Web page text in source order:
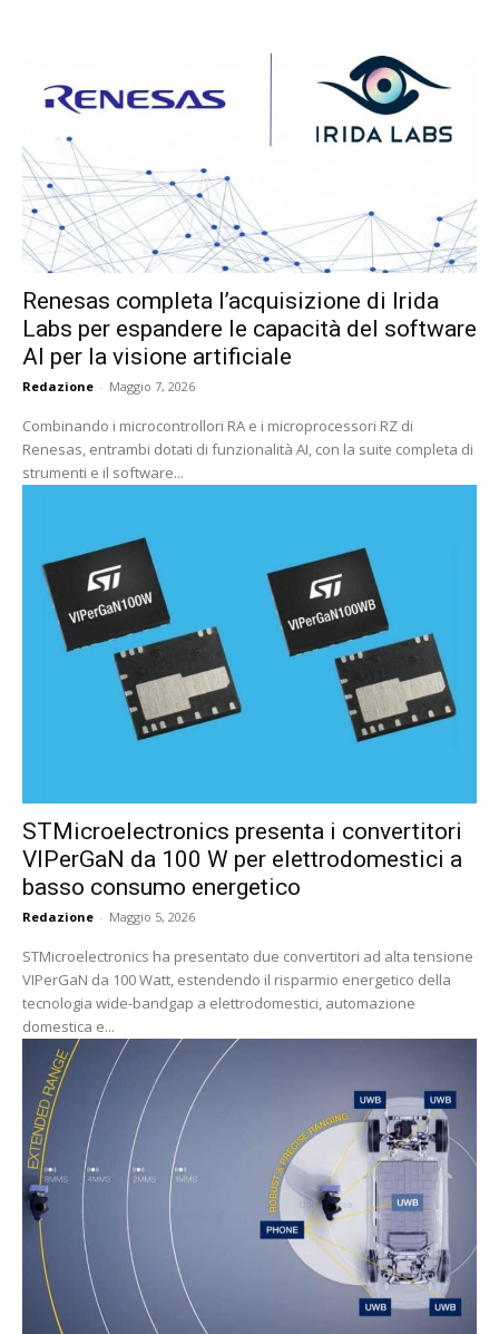
Renesas completa l’acquisizione di Irida
Labs per espandere le capacità del software
AI per la visione artificiale
Redazione - Maggio 7, 2026
Combinando i microcontrollori RA e i microprocessori RZ di
Renesas, entrambi dotati di funzionalità AI, con la suite completa di
strumenti e il software...
STMicroelectronics presenta i convertitori
VIPerGaN da 100 W per elettrodomestici a
basso consumo energetico
Redazione - Maggio 5, 2026
STMicroelectronics ha presentato due convertitori ad alta tensione
VIPerGaN da 100 Watt, estendendo il risparmio energetico della
tecnologia wide-bandgap a elettrodomestici, automazione
domestica e...